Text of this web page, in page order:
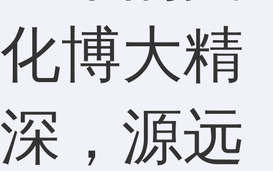
化博大精
深，源远